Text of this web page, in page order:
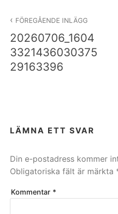
FÖREGÅENDE INLÄGG
20260706_1604
3321436030375
29163396
LÄMNA ETT SVAR
Din e-postadress kommer
Obligatoriska fält är märkta
Kommentar *